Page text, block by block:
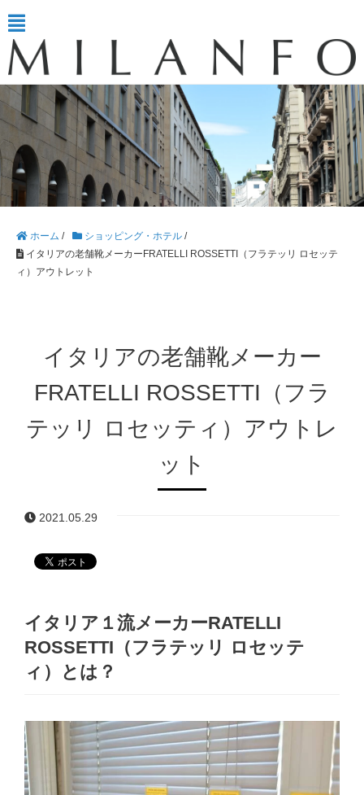
ホーム / ショッピング・ホテル /
イタリアの老舗靴メーカーFRATELLI ROSSETTI（フラテッリ ロセッテ
ィ）アウトレット
イタリアの老舗靴メーカー
FRATELLI ROSSETTI（フラ
テッリ ロセッティ）アウトレ
ット
2021.05.29
イタリア１流メーカーRATELLI
ROSSETTI（フラテッリ ロセッテ
ィ）とは？